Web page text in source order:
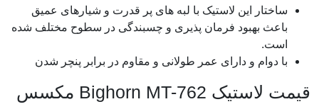
ساختار این لاستیک با لبه های پر قدرت و شیارهای عمیق
باعث بهبود فرمان پذیری و چسبندگی در سطوح مختلف شده
است.
با دوام و دارای عمر طولانی و مقاوم در برابر پنچر شدن
قیمت لاستیک Bighorn MT-762 مکسس